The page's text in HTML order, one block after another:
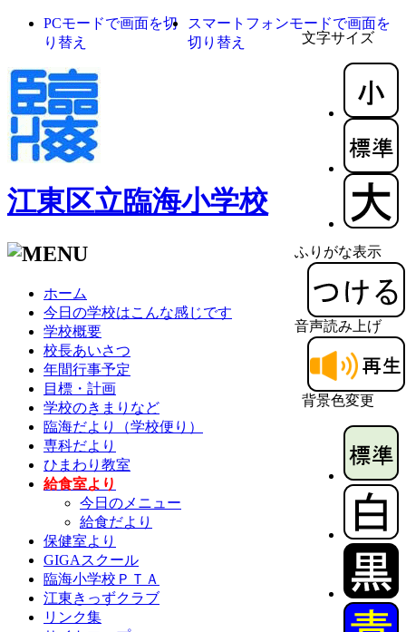
文字サイズ
ふりがな表示
音声読み上げ
背景色変更
PCモードで画面を切
り替え
スマートフォンモードで画面を
切り替え
江東区立臨海小学校
ホーム
今日の学校はこんな感じです
学校概要
校長あいさつ
年間行事予定
目標・計画
学校のきまりなど
臨海だより（学校便り）
専科だより
ひまわり教室
給食室より
今日のメニュー
給食だより
保健室より
GIGAスクール
臨海小学校ＰＴＡ
江東きっずクラブ
リンク集